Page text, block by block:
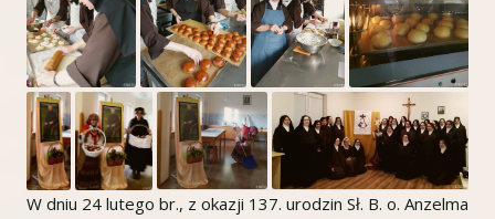
W dniu 24 lutego br., z okazji 137. urodzin Sł. B. o. Anzelma